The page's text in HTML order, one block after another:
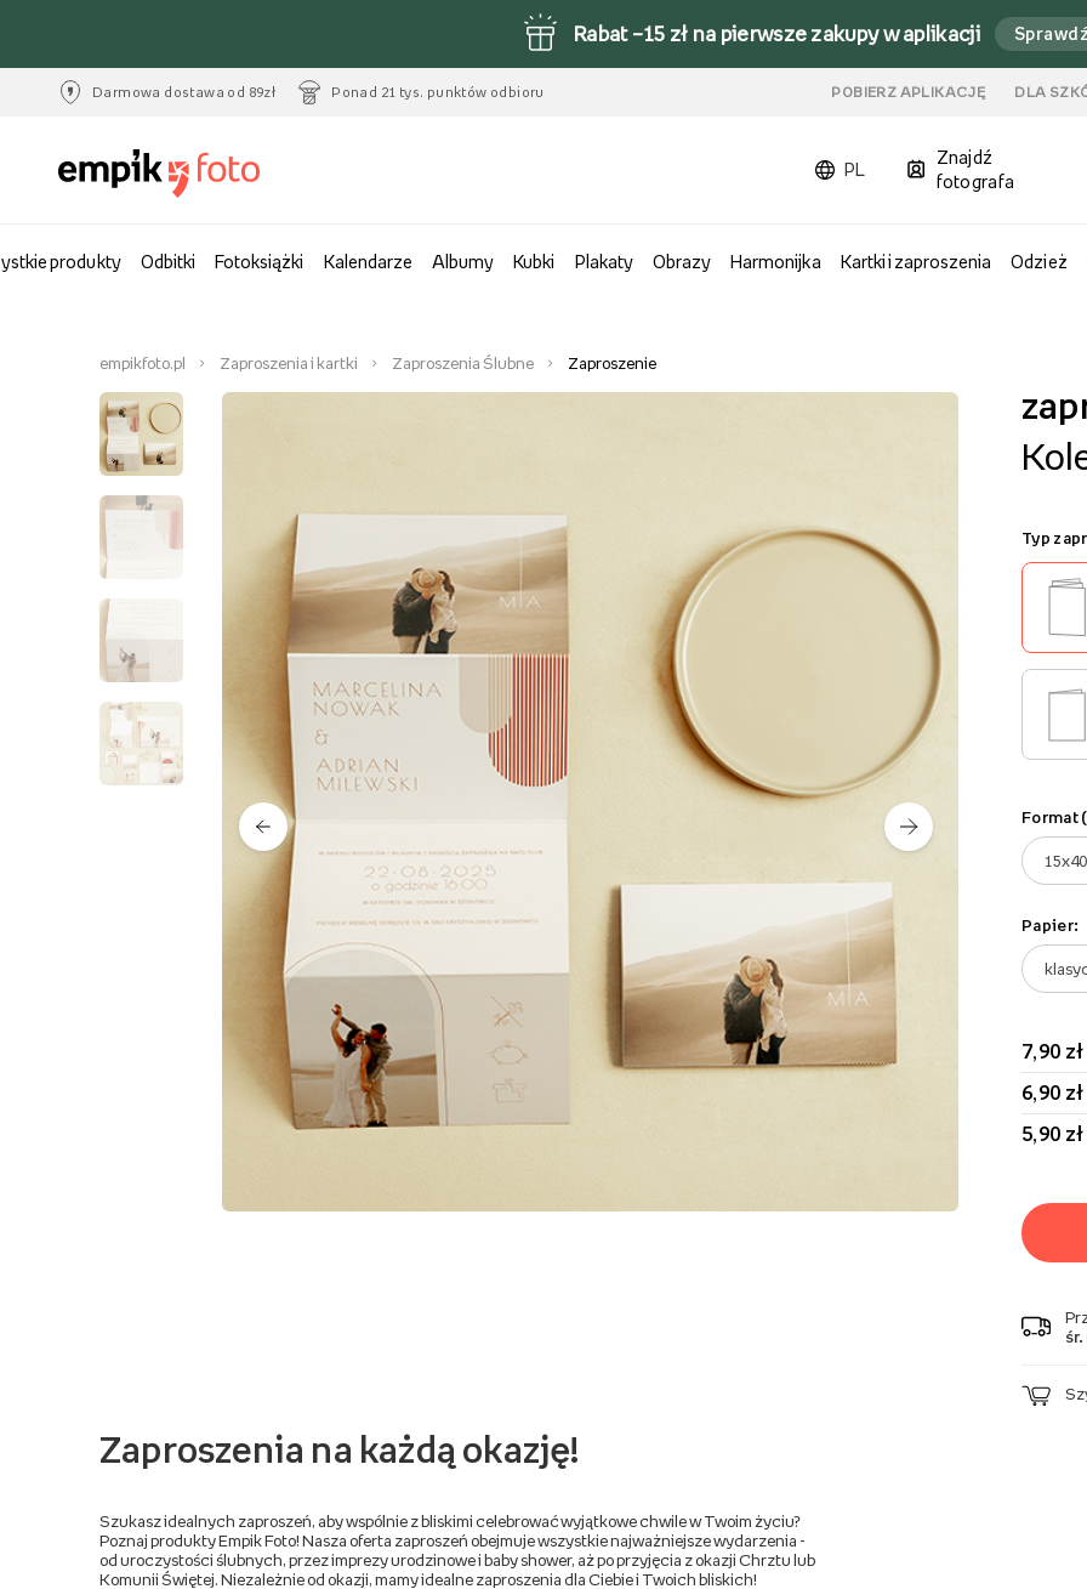
Rabat –15 zł na pierwsze zakupy w aplikacji Sprawdź
Darmowa dostawa od 89zł Ponad 21 tys. punktów odbioru POBIERZ APLIKACJĘ DLA
PL
Znajdź
fotografa
produkty Odbitki Fotoksiążki Kalendarze Albumy Kubki Plakaty Obrazy Harmonijka Kartki i zaproszenia Odzież
empikfoto.pl Zaproszenia i kartki Zaproszenia Ślubne Zaproszenie
Typ
Format
Papier:
7,90 zł
6,90 zł
5,90 zł
śr.
Zaproszenia na każdą okazję!
Szukasz idealnych zaproszeń, aby wspólnie z bliskimi celebrować wyjątkowe chwile w Twoim życiu?
Poznaj produkty Empik Foto! Nasza oferta zaproszeń obejmuje wszystkie najważniejsze wydarzenia -
od uroczystości ślubnych, przez imprezy urodzinowe i baby shower, aż po przyjęcia z okazji Chrztu lub
Komunii Świętej. Niezależnie od okazji, mamy idealne zaproszenia dla Ciebie i Twoich bliskich!